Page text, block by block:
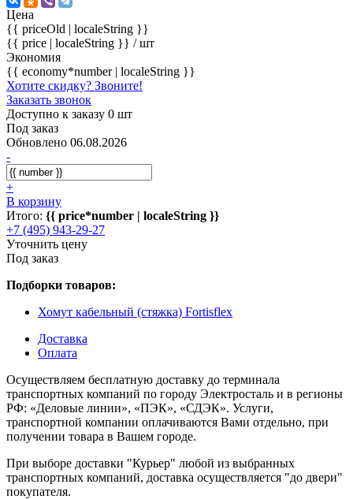
Цена
{{ priceOld | localeString }}
{{ price | localeString }} / шт
Экономия
{{ economy*number | localeString }}
Хотите скидку? Звоните!
Заказать звонок
Доступно к заказу 0 шт
Под заказ
Обновлено 06.08.2026
-
+
В корзину
Итого: {{ price*number | localeString }}
+7 (495) 943-29-27
Уточнить цену
Под заказ
Подборки товаров:
Хомут кабельный (стяжка) Fortisflex
Доставка
Оплата
Осуществляем бесплатную доставку до терминала
транспортных компаний по городу Электросталь и в регионы
РФ: «Деловые линии», «ПЭК», «СДЭК». Услуги,
транспортной компании оплачиваются Вами отдельно, при
получении товара в Вашем городе.
При выборе доставки "Курьер" любой из выбранных
транспортных компаний, доставка осуществляется "до двери"
покупателя.